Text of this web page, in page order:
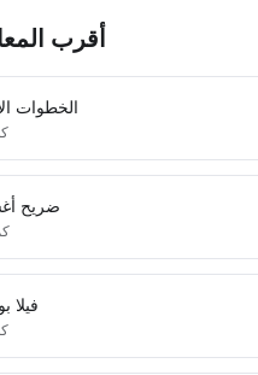
أقرب
الخطوات
≈
ضريح
≈
فيلا
≈